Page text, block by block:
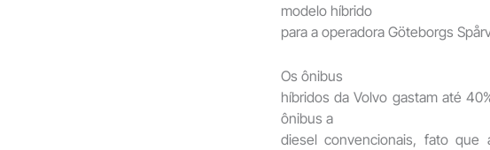
modelo híbrido
para a operadora Göteborgs
Os ônibus
híbridos da Volvo gastam até
ônibus a
diesel convencionais, fato